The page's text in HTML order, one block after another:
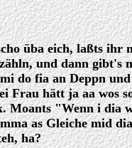
üba eich, laßts ihr
und dann gibt's
do fia an Deppn und
Frau hätt ja aa wos
Moants "Wenn i dia
as Gleiche mid
ha?